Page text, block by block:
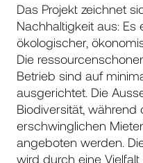
Das Projekt zeichnet
Nachhaltigkeit aus:
ökologischer,
Die
Betrieb sind auf
ausgerichtet. Die
Biodiversität, während
erschwinglichen
angeboten werden.
wird durch eine